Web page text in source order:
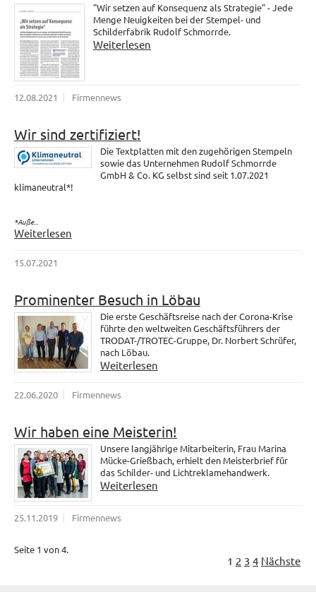
"Wir setzen auf Konsequenz als Strategie" - Jede
Menge Neuigkeiten bei der Stempel- und
Schilderfabrik Rudolf Schmorrde.
Weiterlesen
12.08.2021 Firmennews
Wir sind zertifiziert!
Die Textplatten mit den zugehörigen Stempeln
sowie das Unternehmen Rudolf Schmorrde
GmbH & Co. KG selbst sind seit 1.07.2021
klimaneutral*!
*Auße...
Weiterlesen
15.07.2021
Prominenter Besuch in Löbau
Die erste Geschäftsreise nach der Corona-Krise
führte den weltweiten Geschäftsführers der
TRODAT-/TROTEC-Gruppe, Dr. Norbert Schrüfer,
nach Löbau.
Weiterlesen
22.06.2020 Firmennews
Wir haben eine Meisterin!
Unsere langjährige Mitarbeiterin, Frau Marina
Mücke-Grießbach, erhielt den Meisterbrief für
das Schilder- und Lichtreklamehandwerk.
Weiterlesen
25.11.2019 Firmennews
Seite 1 von 4.
1 2 3 4 Nächste